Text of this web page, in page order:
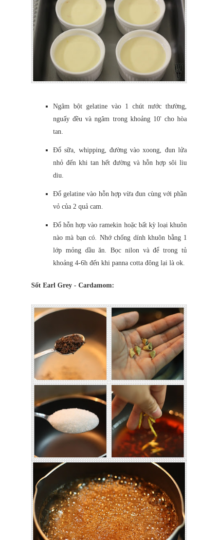
Ngâm bột gelatine vào 1 chút nước thường,
nguấy đều và ngâm trong khoảng 10' cho hòa
tan.
Đổ sữa, whipping, đường vào xoong, đun lửa
nhỏ đến khi tan hết đường và hỗn hợp sôi liu
diu.
Đổ gelatine vào hỗn hợp vừa đun cùng với phần
vỏ của 2 quả cam.
Đổ hỗn hợp vào ramekin hoặc bất kỳ loại khuôn
nào mà bạn có. Nhớ chống dính khuôn bằng 1
lớp mỏng dầu ăn. Bọc nilon và để trong tủ
khoảng 4-6h đến khi panna cotta đông lại là ok.
Sốt Earl Grey - Cardamom: